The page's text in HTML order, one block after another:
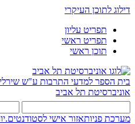
דילוג לתוכן העיקרי
תפריט עליון
תפריט ראשי
תוכן ראשי
בית הספר למדעי התרבות ע"ש שירלי
אוניברסיטת תל אביב
מערכת פניותאזור אישי